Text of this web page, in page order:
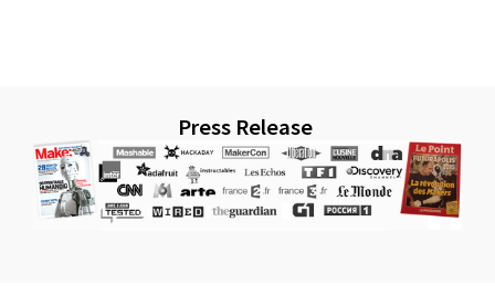
Press Release